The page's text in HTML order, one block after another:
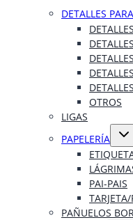
DETALLES
OTROS
LIGAS
PAPELERÍA
hijo
PAI-PAIS
PAÑUELOS